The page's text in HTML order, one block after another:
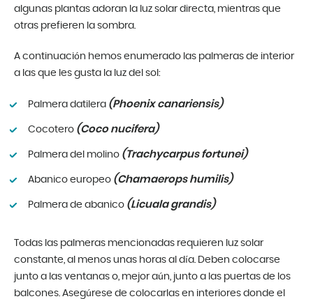
algunas plantas adoran la luz solar directa, mientras que
otras prefieren la sombra.
A continuación hemos enumerado las palmeras de interior
a las que les gusta la luz del sol:
Palmera datilera (Phoenix canariensis)
Cocotero (Coco nucifera)
Palmera del molino (Trachycarpus fortunei)
Abanico europeo (Chamaerops humilis)
Palmera de abanico (Licuala grandis)
Todas las palmeras mencionadas requieren luz solar
constante, al menos unas horas al día. Deben colocarse
junto a las ventanas o, mejor aún, junto a las puertas de los
balcones. Asegúrese de colocarlas en interiores donde el